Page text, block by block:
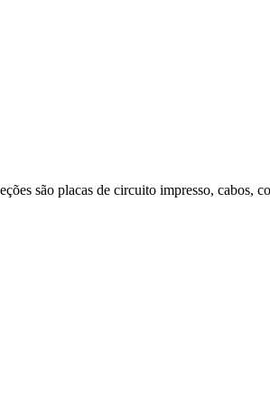
são placas de circuito impresso, cabos,